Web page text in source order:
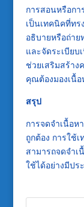
การสอนหรือก
เป็นเทคนิคที่ท
อธิบายหรือถ่า
และจัดระเบียบ
ช่วยเสริมสร้าง
คุณต้องมองเนื้
สรุป
การจดจำเนื้อห
ถูกต้อง การใช้
สามารถจดจำ
ใช้ได้อย่างมีปร